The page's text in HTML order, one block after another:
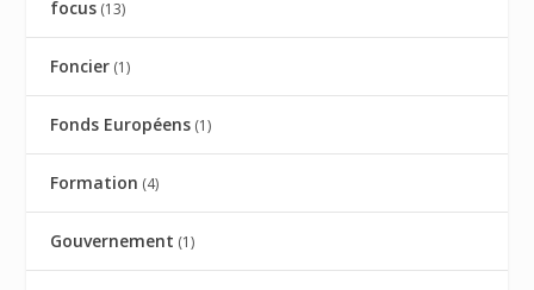
focus (13)
Foncier (1)
Fonds Européens (1)
Formation (4)
Gouvernement (1)